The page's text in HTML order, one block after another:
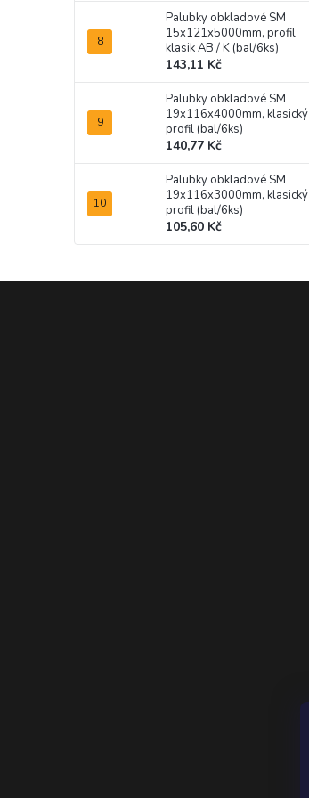
Palubky obkladové SM
15x121x5000mm, profil
klasik AB / K (bal/6ks)
143,11 Kč
Palubky obkladové SM
19x116x4000mm, klasický
profil (bal/6ks)
140,77 Kč
Palubky obkladové SM
19x116x3000mm, klasický
profil (bal/6ks)
105,60 Kč